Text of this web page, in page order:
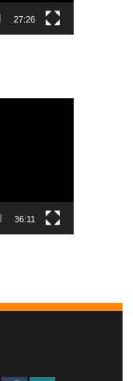
27:26
записа
36:11